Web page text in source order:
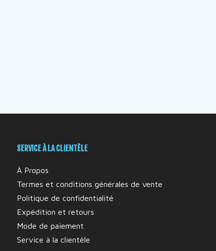
SERVICE À LA CLIENTÈLE
À Propos
Termes et conditions générales de vente
Politique de confidentialité
Expédition et retours
Mode de paiement
Service à la clientèle